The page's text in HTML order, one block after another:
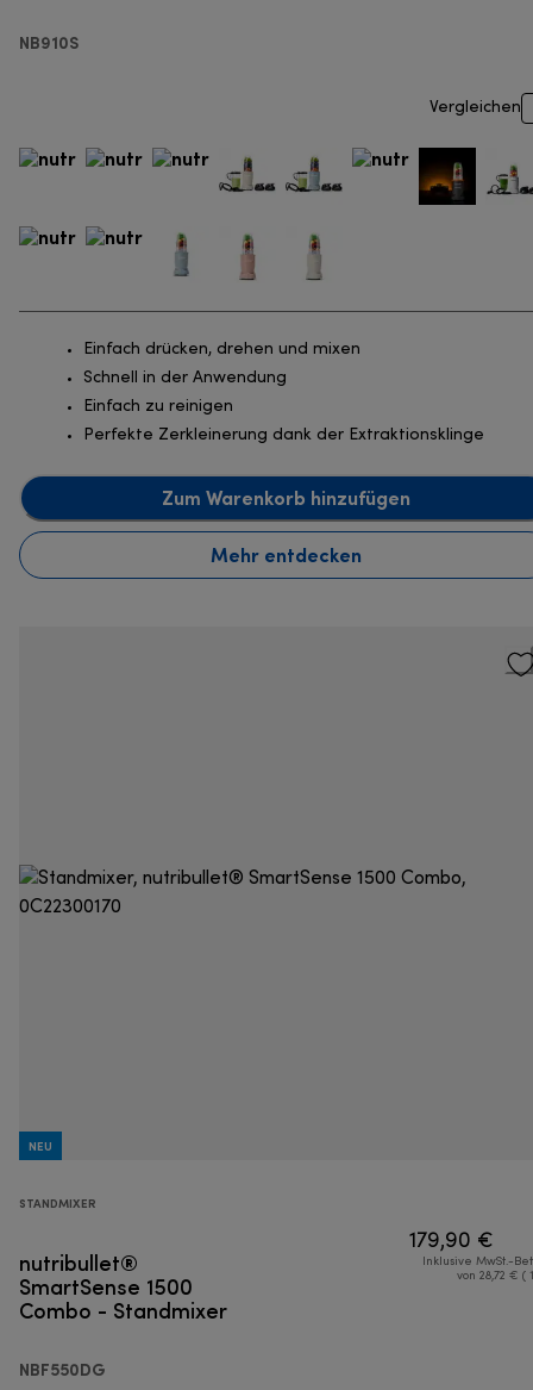
NB910S
Vergleichen
Einfach drücken, drehen und mixen
Schnell in der Anwendung
Einfach zu reinigen
Perfekte Zerkleinerung dank der Extraktionsklinge
Zum Warenkorb hinzufügen
Mehr entdecken
NEU
STANDMIXER
nutribullet®
SmartSense 1500
Combo - Standmixer
NBF550DG
179,90 €
Inklusive MwSt.-
von 28,72 € (